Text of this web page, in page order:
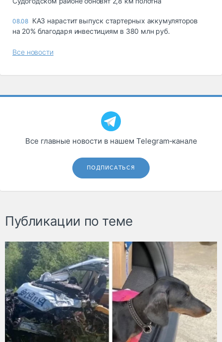
08.08 КАЗ нарастит выпуск стартерных аккумуляторов
на 20% благодаря инвестициям в 380 млн руб.
Все новости
Все главные новости в нашем Telegram‑канале
ПОДПИСАТЬСЯ
Публикации по теме